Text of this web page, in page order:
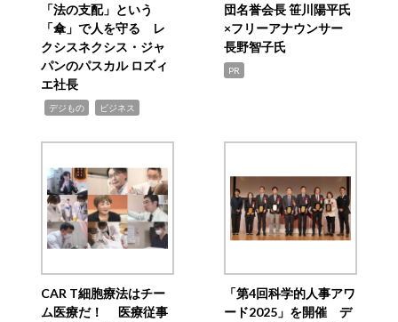
「法の支配」という
「傘」で人を守る レ
クシスネクシス・ジャ
パンのパスカル ロズィ
エ社長
デジもの ビジネス
団名誉会長 笹川陽平氏
×フリーアナウンサー
長野智子氏
PR
CAR T細胞療法はチー
ム医療だ！ 医療従事
「第4回科学的人事アワ
ード2025」を開催 デ